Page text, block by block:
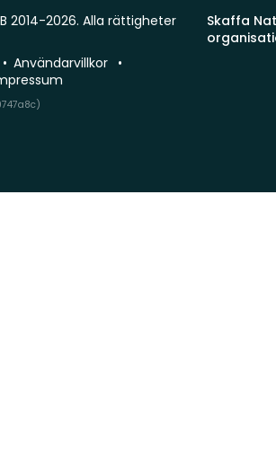
Skaffa
2014-2026. Alla rättigheter
Användarvillkor